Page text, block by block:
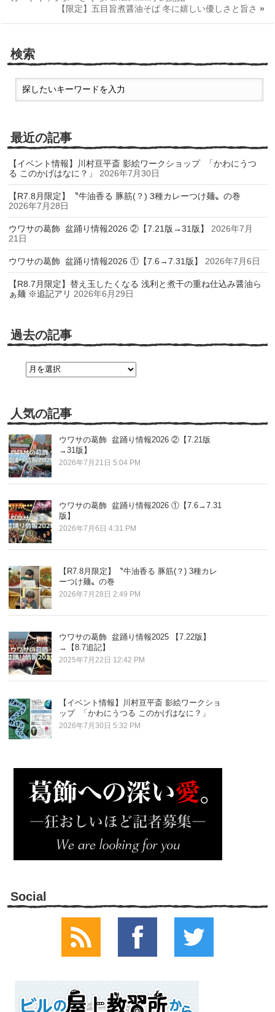
【限定】五目旨煮醤油そば 冬に嬉しい優しさと旨さ »
検索
最近の記事
【イベント情報】川村亘平斎 影絵ワークショップ 「かわにうつ
る このかげはなに？」
2026年7月30日
【R7.8月限定】〝牛油香る 豚筋(？) 3種カレーつけ麺〟の巻
2026年7月28日
ウワサの葛飾 盆踊り情報2026 ②【7.21版→31版】
2026年7月
21日
ウワサの葛飾 盆踊り情報2026 ①【7.6→7.31版】 2026年7月6日
【R8.7月限定】替え玉したくなる 浅利と煮干の重ね仕込み醤油ら
ぁ麺 ※追記アリ 2026年6月29日
過去の記事
人気の記事
ウワサの葛飾 盆踊り情報2026 ②【7.21版
→31版】
2026年7月21日 5:04 PM
ウワサの葛飾 盆踊り情報2026 ①【7.6→7.31
版】
2026年7月6日 4:31 PM
【R7.8月限定】〝牛油香る 豚筋(？) 3種カレ
ーつけ麺〟の巻
2026年7月28日 2:49 PM
ウワサの葛飾 盆踊り情報2025 【7.22版】
→【8.7追記】
2025年7月22日 12:42 PM
【イベント情報】川村亘平斎 影絵ワークショ
ップ 「かわにうつる このかげはなに？」
2026年7月30日 5:32 PM
Social